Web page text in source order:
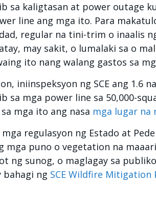
sa kaligtasan at power outage
line ang mga ito. Para
regular na tini-trim o inaalis
may sakit, o lumalaki sa o
ito nang walang gastos sa
iniinspeksyon ng SCE ang 1.6
sa mga power line sa 50,000-
sa mga ito ang nasa mga lugar na
mga regulasyon ng Estado at
mga puno o vegetation na
ng sunog, o maglagay sa
bahagi ng SCE Wildfire Mitigation